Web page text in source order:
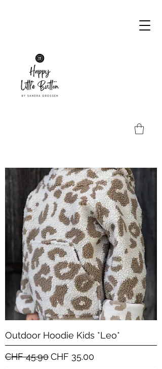
Outdoor Hoodie Kids *Leo*
Standardpreis
CHF 45.90Sale-Preis
CHF 35.00